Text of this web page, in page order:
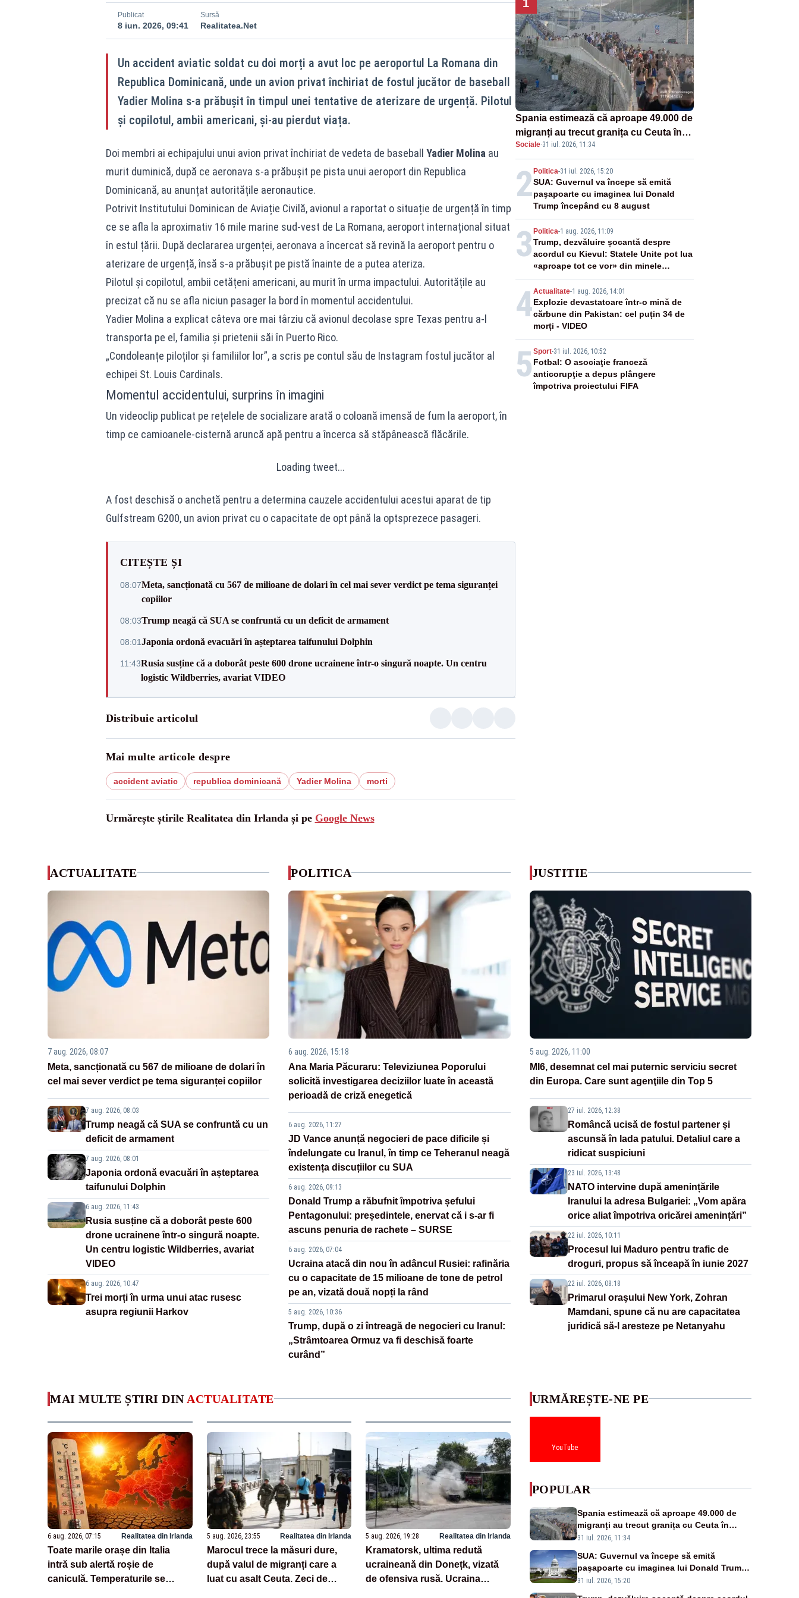
Publicat
8 iun. 2026, 09:41
Sursă
Realitatea.Net
Un accident aviatic soldat cu doi morți a avut loc pe aeroportul La Romana din
Republica Dominicană, unde un avion privat închiriat de fostul jucător de baseball
Yadier Molina s-a prăbușit în timpul unei tentative de aterizare de urgență. Pilotul
și copilotul, ambii americani, și-au pierdut viața.
Doi membri ai echipajului unui avion privat închiriat de vedeta de baseball Yadier Molina au
murit duminică, după ce aeronava s‑a prăbușit pe pista unui aeroport din Republica
Dominicană, au anunțat autoritățile aeronautice.
Potrivit Institutului Dominican de Aviație Civilă, avionul a raportat o situație de urgență în timp
ce se afla la aproximativ 16 mile marine sud‑vest de La Romana, aeroport internațional situat
în estul țării. După declararea urgenței, aeronava a încercat să revină la aeroport pentru o
aterizare de urgență, însă s‑a prăbușit pe pistă înainte de a putea ateriza.
Pilotul și copilotul, ambii cetățeni americani, au murit în urma impactului. Autoritățile au
precizat că nu se afla niciun pasager la bord în momentul accidentului.
Yadier Molina a explicat câteva ore mai târziu că avionul decolase spre Texas pentru a-l
transporta pe el, familia și prietenii săi în Puerto Rico.
„Condoleanțe piloților și familiilor lor”, a scris pe contul său de Instagram fostul jucător al
echipei St. Louis Cardinals.
Momentul accidentului, surprins în imagini
Un videoclip publicat pe rețelele de socializare arată o coloană imensă de fum la aeroport, în
timp ce camioanele-cisternă aruncă apă pentru a încerca să stăpânească flăcările.
Loading tweet...
A fost deschisă o anchetă pentru a determina cauzele accidentului acestui aparat de tip
Gulfstream G200, un avion privat cu o capacitate de opt până la optsprezece pasageri.
CITEȘTE ȘI
08:07Meta, sancționată cu 567 de milioane de dolari în cel mai sever verdict pe tema siguranței
copiilor
08:03Trump neagă că SUA se confruntă cu un deficit de armament
08:01Japonia ordonă evacuări în așteptarea taifunului Dolphin
11:43Rusia susține că a doborât peste 600 drone ucrainene într-o singură noapte. Un centru
logistic Wildberries, avariat VIDEO
Distribuie articolul
Mai multe articole despre
accident aviatic republica dominicană Yadier Molina morti
Urmărește știrile Realitatea din Irlanda și pe Google News
1
Spania estimează că aproape 49.000 de
migranți au trecut granița cu Ceuta în
ultimele 24 de ore. Bilanțul morților a
ajuns la 19
Sociale·31 iul. 2026, 11:34
2Politica-31 iul. 2026, 15:20
SUA: Guvernul va începe să emită
paşapoarte cu imaginea lui Donald
Trump începând cu 8 august
3 Politica-1 aug. 2026, 11:09
Trump, dezvăluire șocantă despre
acordul cu Kievul: Statele Unite pot lua
«aproape tot ce vor» din minele
Ucrainei”
4Actualitate-1 aug. 2026, 14:01
Explozie devastatoare într-o mină de
cărbune din Pakistan: cel puțin 34 de
morți - VIDEO
5 Sport-31 iul. 2026, 10:52
Fotbal: O asociaţie franceză
anticorupţie a depus plângere
împotriva proiectului FIFA
ACTUALITATE
7 aug. 2026, 08:07
Meta, sancționată cu 567 de milioane de dolari în
cel mai sever verdict pe tema siguranței copiilor
7 aug. 2026, 08:03
Trump neagă că SUA se confruntă cu un
deficit de armament
7 aug. 2026, 08:01
Japonia ordonă evacuări în așteptarea
taifunului Dolphin
6 aug. 2026, 11:43
Rusia susține că a doborât peste 600
drone ucrainene într-o singură noapte.
Un centru logistic Wildberries, avariat
VIDEO
6 aug. 2026, 10:47
Trei morți în urma unui atac rusesc
asupra regiunii Harkov
POLITICA
6 aug. 2026, 15:18
Ana Maria Păcuraru: Televiziunea Poporului
solicită investigarea deciziilor luate în această
perioadă de criză enegetică
6 aug. 2026, 11:27
JD Vance anunță negocieri de pace dificile și
îndelungate cu Iranul, în timp ce Teheranul neagă
existența discuțiilor cu SUA
6 aug. 2026, 09:13
Donald Trump a răbufnit împotriva șefului
Pentagonului: președintele, enervat că i s-ar fi
ascuns penuria de rachete – SURSE
6 aug. 2026, 07:04
Ucraina atacă din nou în adâncul Rusiei: rafinăria
cu o capacitate de 15 milioane de tone de petrol
pe an, vizată două nopți la rând
5 aug. 2026, 10:36
Trump, după o zi întreagă de negocieri cu Iranul:
„Strâmtoarea Ormuz va fi deschisă foarte
curând”
JUSTITIE
5 aug. 2026, 11:00
MI6, desemnat cel mai puternic serviciu secret
din Europa. Care sunt agenţiile din Top 5
27 iul. 2026, 12:38
Româncă ucisă de fostul partener și
ascunsă în lada patului. Detaliul care a
ridicat suspiciuni
23 iul. 2026, 13:48
NATO intervine după amenințările
Iranului la adresa Bulgariei: „Vom apăra
orice aliat împotriva oricărei amenințări”
22 iul. 2026, 10:11
Procesul lui Maduro pentru trafic de
droguri, propus să înceapă în iunie 2027
22 iul. 2026, 08:18
Primarul oraşului New York, Zohran
Mamdani, spune că nu are capacitatea
juridică să-l aresteze pe Netanyahu
MAI MULTE ȘTIRI DIN ACTUALITATE
6 aug. 2026, 07:15 Realitatea din Irlanda
Toate marile orașe din Italia
intră sub alertă roșie de
caniculă. Temperaturile se
5 aug. 2026, 23:55 Realitatea din Irlanda
Marocul trece la măsuri dure,
după valul de migranți care a
luat cu asalt Ceuta. Zeci de
5 aug. 2026, 19:28 Realitatea din Irlanda
Kramatorsk, ultima redută
ucraineană din Donețk, vizată
de ofensiva rusă. Ucraina
URMĂREȘTE-NE PE
YouTube
POPULAR
Spania estimează că aproape 49.000 de
migranți au trecut granița cu Ceuta în
ultimele 24 de ore. Bilanțul morților a ajuns
31 iul. 2026, 11:34
SUA: Guvernul va începe să emită
paşapoarte cu imaginea lui Donald Trump
începând cu 8 august
31 iul. 2026, 15:20